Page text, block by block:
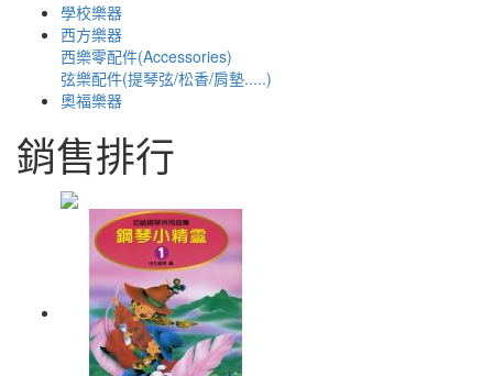
學校樂器
西方樂器
西樂零配件(Accessories)
弦樂配件(提琴弦/松香/肩墊.....)
奧福樂器
銷售排行